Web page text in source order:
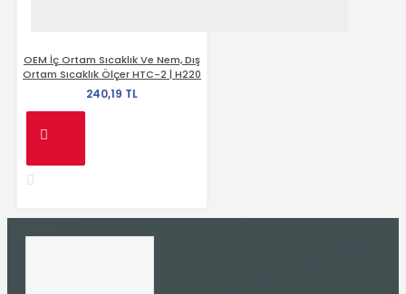
OEM İç Ortam Sıcaklık Ve Nem, Dış
Ortam Sıcaklık Ölçer HTC-2 | H220
240,19 TL